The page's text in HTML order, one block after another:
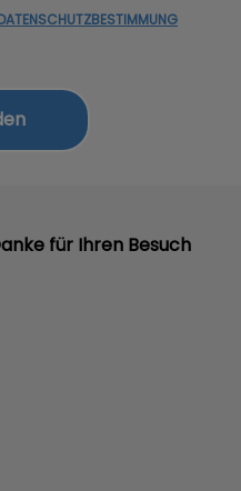
für Ihren Besuch